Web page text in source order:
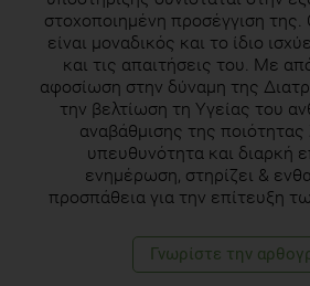
στοχοποιημένη προσέγγιση
είναι μοναδικός και το ίδιο
και τις απαιτήσεις του. Με
αφοσίωση στην δύναμη της
την βελτίωση τη Υγείας του
αναβάθμισης της
υπευθυνότητα και διαρκή
ενημέρωση, στηρίζει &
προσπάθεια για την επίτευξη
Γνωρίστε την